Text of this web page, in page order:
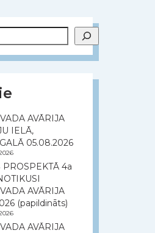
AVĀRIJA
IELĀ,
05.08.2026
PROSPEKTĀ 4a
AVĀRIJA
(papildināts)
AVĀRIJA